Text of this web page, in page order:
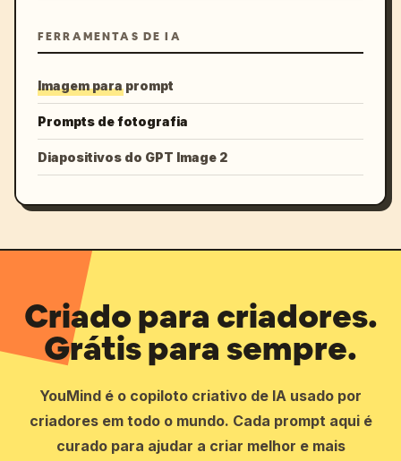
FERRAMENTAS DE IA
Imagem para prompt
Prompts de fotografia
Diapositivos do GPT Image 2
Criado para criadores.
Grátis para sempre.
YouMind é o copiloto criativo de IA usado por
criadores em todo o mundo. Cada prompt aqui é
curado para ajudar a criar melhor e mais